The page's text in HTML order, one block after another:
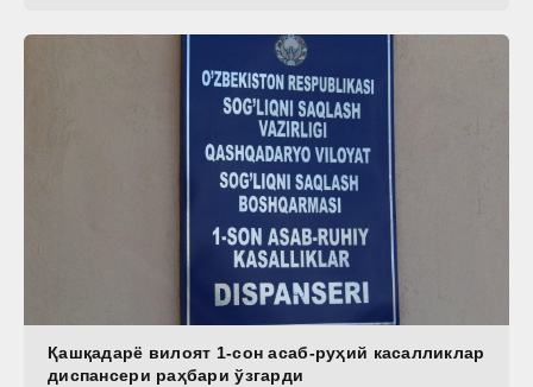
Қашқадарё вилоят 1-сон асаб-руҳий касалликлар
диспансери раҳбари ўзгарди